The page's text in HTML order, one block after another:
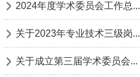
2024年度学术委员会工作总...
关于2023年专业技术三级岗...
关于成立第三届学术委员会...